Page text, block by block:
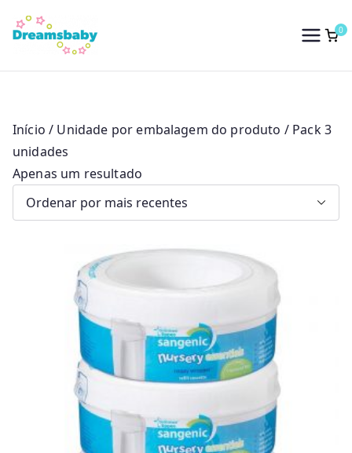
para
conteúdo
Dreams Baby
0
Início / Unidade por embalagem do produto / Pack 3
unidades
Apenas um resultado